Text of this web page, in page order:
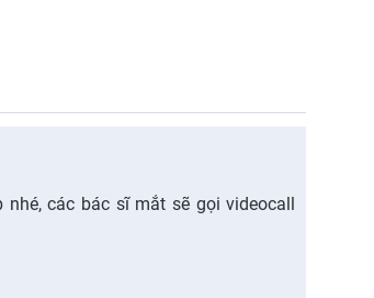
các bác sĩ mắt sẽ gọi videocall